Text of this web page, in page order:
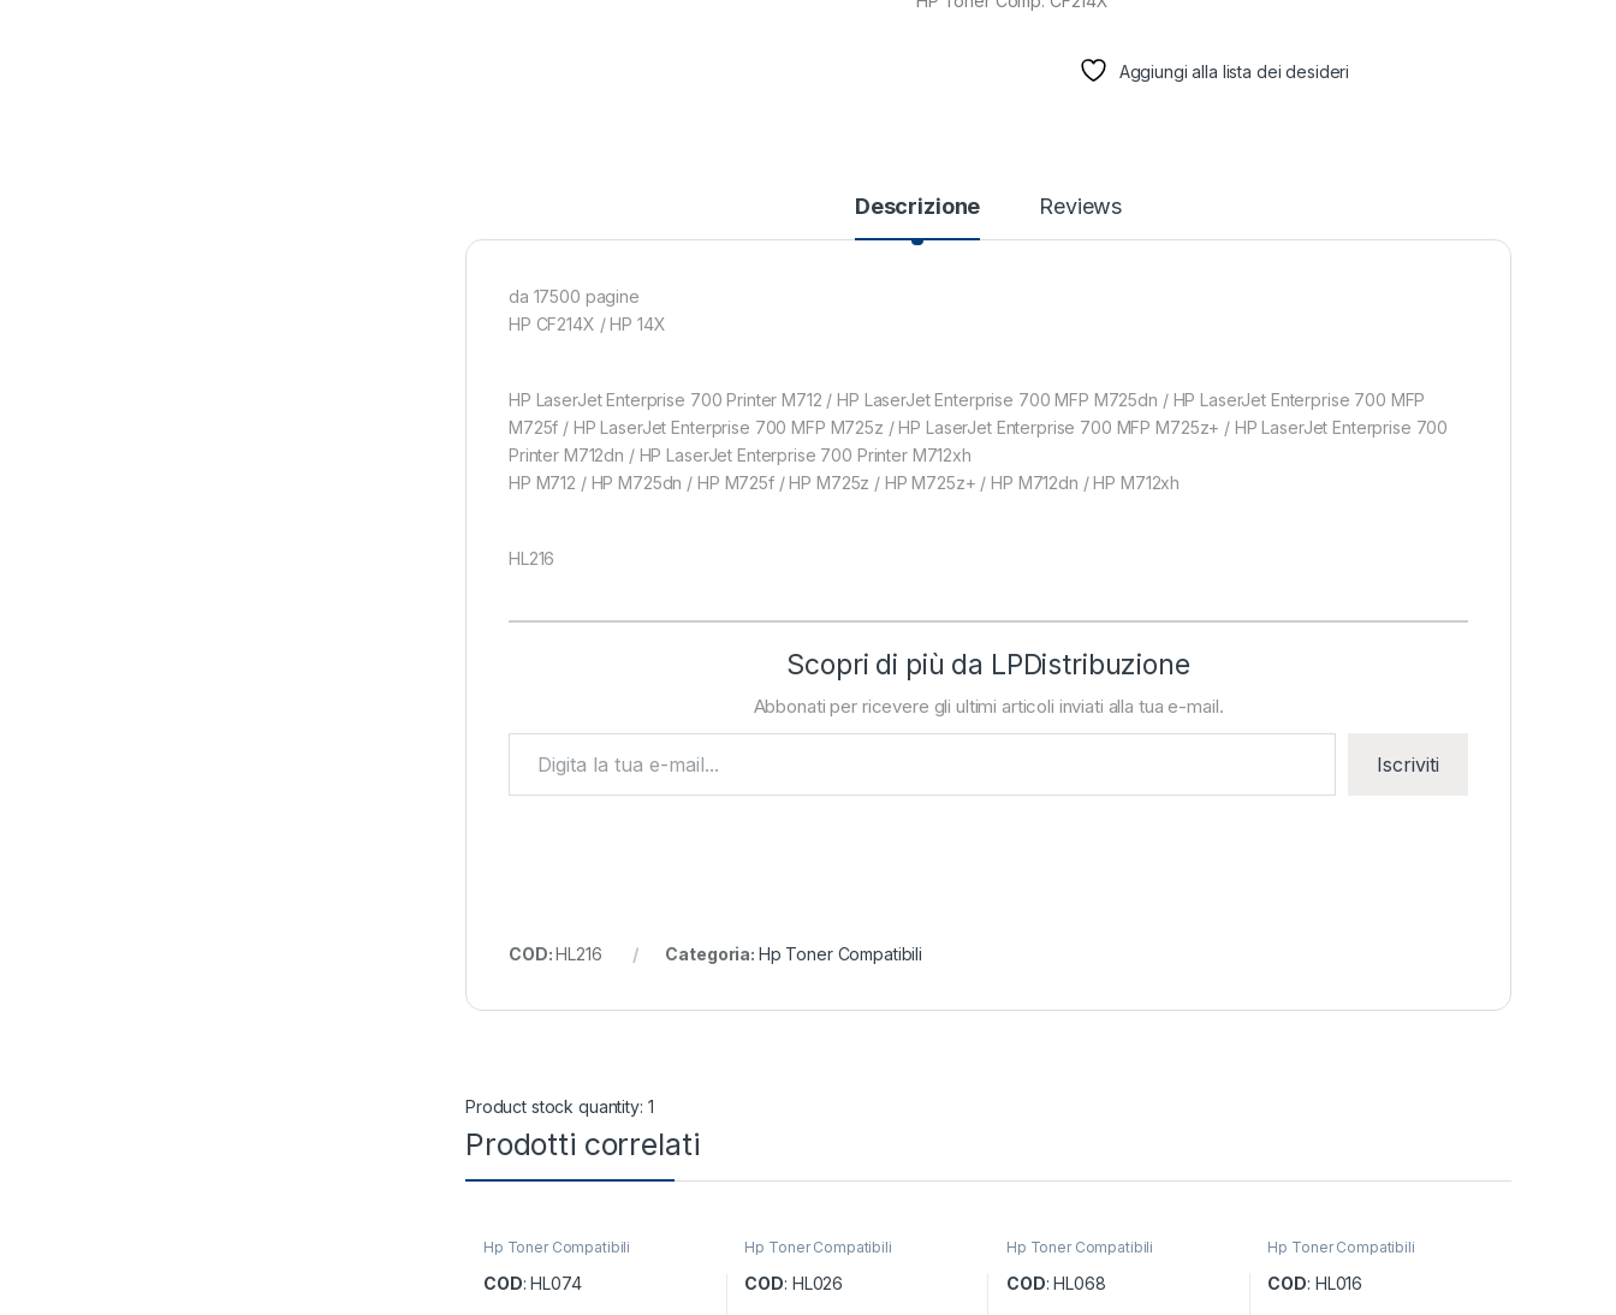
Aggiungi alla lista dei desideri
Descrizione Reviews
da 17500 pagine
HP CF214X / HP 14X
HP LaserJet Enterprise 700 Printer M712 / HP LaserJet Enterprise 700 MFP M725dn / HP LaserJet Enterprise 700 MFP
M725f / HP LaserJet Enterprise 700 MFP M725z / HP LaserJet Enterprise 700 MFP M725z+ / HP LaserJet Enterprise 700
Printer M712dn / HP LaserJet Enterprise 700 Printer M712xh
HP M712 / HP M725dn / HP M725f / HP M725z / HP M725z+ / HP M712dn / HP M712xh
HL216
Scopri di più da LPDistribuzione
Abbonati per ricevere gli ultimi articoli inviati alla tua e-mail.
Iscriviti
COD:HL216 Categoria: Hp Toner Compatibili
Product stock quantity: 1
Prodotti correlati
Hp Toner Compatibili
COD: HL074
Hp Toner Compatibili
COD: HL026
Hp Toner Compatibili
COD: HL068
Hp Toner Compatibili
COD: HL016